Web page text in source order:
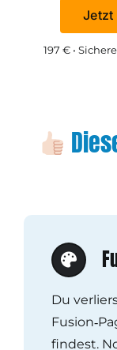
Jetzt
197 € •
Du
findest.